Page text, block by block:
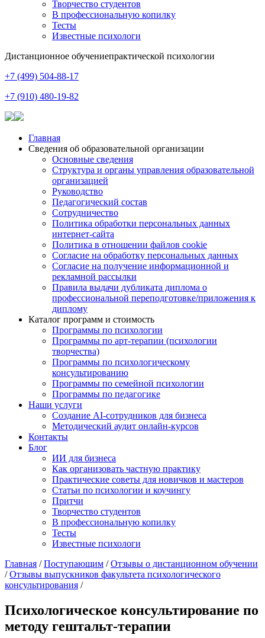
Творчество студентов
В профессиональную копилку
Тесты
Известные психологи
Дистанционное обучениепрактической психологии
+7 (499) 504-88-17
+7 (910) 480-19-82
Главная
Сведения об образовательной организации
Основные сведения
Структура и органы управления образовательной
организацией
Руководство
Педагогический состав
Сотрудничество
Политика обработки персональных данных
интернет-сайта
Политика в отношении файлов cookie
Согласие на обработку персональных данных
Согласие на получение информационной и
рекламной рассылки
Правила выдачи дубликата диплома о
профессиональной переподготовке/приложения к
диплому
Каталог программ и стоимость
Программы по психологии
Программы по арт-терапии (психологии
творчества)
Программы по психологическому
консультированию
Программы по семейной психологии
Программы по педагогике
Наши услуги
Создание AI-сотрудников для бизнеса
Методический аудит онлайн-курсов
Контакты
Блог
ИИ для бизнеса
Как организовать частную практику
Практические советы для новичков и мастеров
Статьи по психологии и коучингу
Притчи
Творчество студентов
В профессиональную копилку
Тесты
Известные психологи
Главная /Поступающим /Отзывы о дистанционном обучении
/Отзывы выпускников факультета психологического
консультирования /
Психологическое консультирование по
методу гештальт-терапии